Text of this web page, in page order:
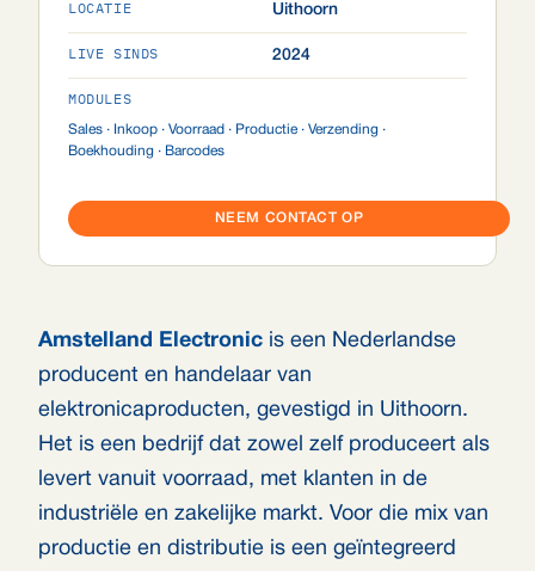
Amstelland Electronic is een Nederlandse
producent en handelaar van
elektronicaproducten, gevestigd in Uithoorn.
Het is een bedrijf dat zowel zelf produceert als
levert vanuit voorraad, met klanten in de
industriële en zakelijke markt. Voor die mix van
productie en distributie is een geïntegreerd
LOCATIE Uithoorn
LIVE SINDS 2024
MODULES
Sales · Inkoop · Voorraad · Productie · Verzending ·
Boekhouding · Barcodes
NEEM CONTACT OP